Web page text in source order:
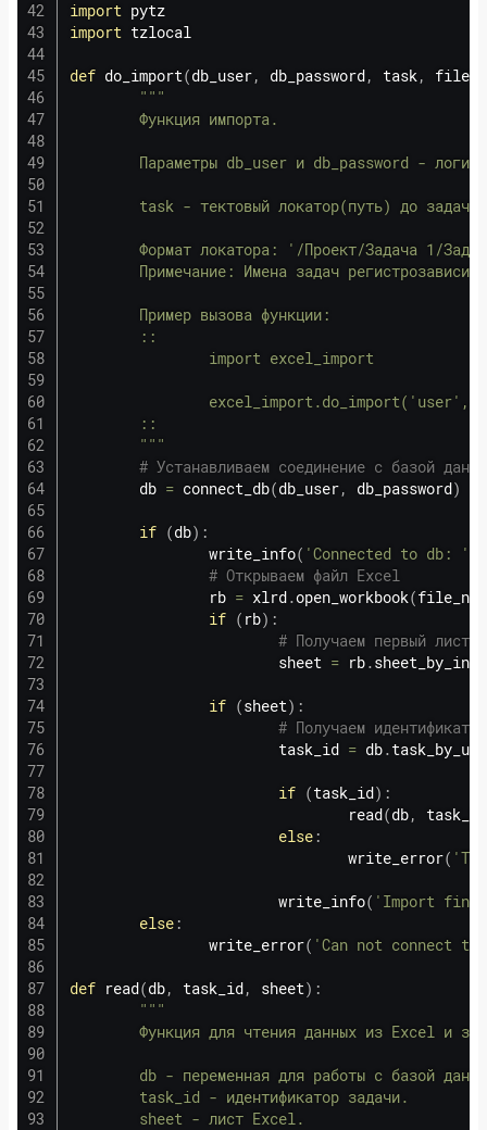
import
import tzlocal
def do_import(db_user, db_password, task,
"""
        Функция импорта.
Параметры db_user и db_password -
task - тектовый локатор(путь) до
Формат локатора: '/Проект/Задача 1/
Примечание: Имена задач
        Пример вызова функции:
        ::
                import excel_import
excel_import.do_import('user',
        ::
        """
# Устанавливаем соединение с базой
        db
= connect_db(db_user, db_password)
if (db) :
                write_info
( 'Connected to db: '
# Открываем файл Excel
                rb
= xlrd.open_workbook(
if ( rb) :
# Получаем первый лист
                        sheet
= rb.
if (sheet) :
# Получаем
                        task_id
= db.task_by_url
if (task_id) :
                                read
(db,
task_id
else :
                                write_error
(
                        write_info
( 'Import
else :
                write_error
( 'Can not connect
def read(db, task_id, sheet) :
"""
Функция для чтения данных из Excel и
db - переменная для работы с базой
        task_id - идентификатор задачи.
        sheet - лист Excel.